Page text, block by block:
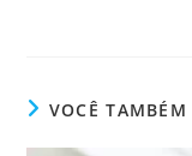
VOCÊ TAMBÉM